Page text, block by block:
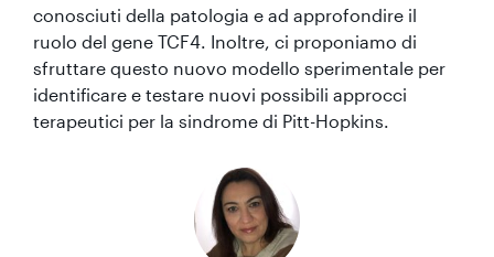
conosciuti della patologia e ad approfondire il
ruolo del gene TCF4. Inoltre, ci proponiamo di
sfruttare questo nuovo modello sperimentale per
identificare e testare nuovi possibili approcci
terapeutici per la sindrome di Pitt-Hopkins.